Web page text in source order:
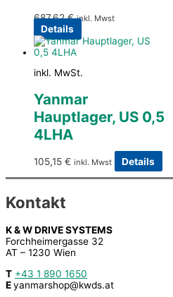
687,62€ inkl. Mwst
Details
inkl. MwSt.
Yanmar
Hauptlager, US 0,5
4LHA
105,15 € inkl. Mwst Details
Kontakt
K & W DRIVE SYSTEMS
Forchheimergasse 32
AT – 1230 Wien
T +43 1 890 1650
Eyanmarshop@kwds.at